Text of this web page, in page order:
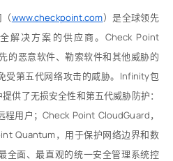
www.checkpoint.com）是全球领先
解决方案的供应商。Check Point
的恶意软件、勒索软件和其他威胁的
受第五代网络攻击的威胁。Infinity包
供了无损安全性和第五代威胁防护：
用户；Check Point CloudGuard，
Quantum，用于保护网络边界和数
全面、最直观的统一安全管理系统控